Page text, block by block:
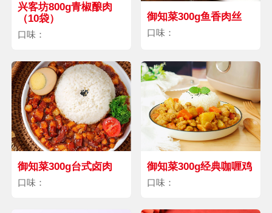
兴客坊800g青椒酿肉
（10袋）
口味：
御知菜300g鱼香肉丝
口味：
御知菜300g台式卤肉
口味：
御知菜300g经典咖喱鸡
口味：